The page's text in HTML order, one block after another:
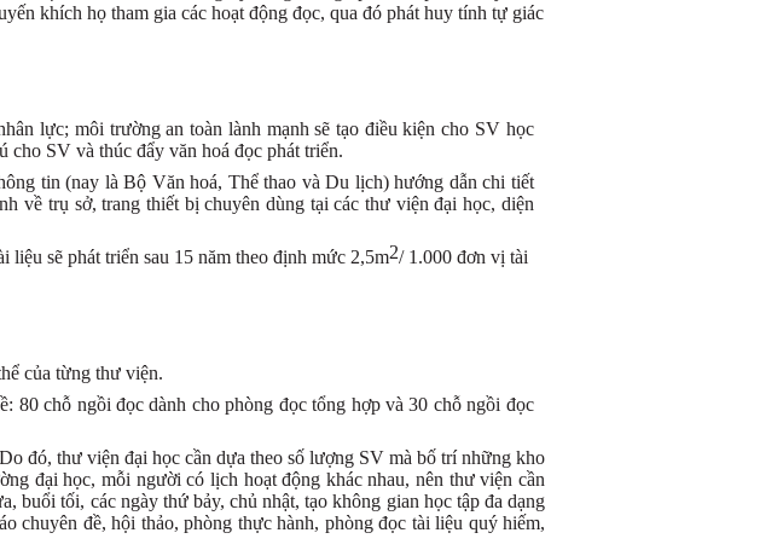
khích họ tham gia các hoạt động đọc, qua đó phát huy tính tự giác
lực; môi trường an toàn lành mạnh sẽ tạo điều kiện cho SV học
SV và thúc đẩy văn hoá đọc phát triển.
tin (nay là Bộ Văn hoá, Thể thao và Du lịch) hướng dẫn chi tiết
về trụ sở, trang thiết bị chuyên dùng tại các thư viện đại học, diện
sẽ phát triển sau 15 năm theo định mức 2,5m2/ 1.000 đơn vị tài
của từng thư viện.
80 chỗ ngồi đọc dành cho phòng đọc tổng hợp và 30 chỗ ngồi đọc
đó, thư viện đại học cần dựa theo số lượng SV mà bố trí những kho
đại học, mỗi người có lịch hoạt động khác nhau, nên thư viện cần
buổi tối, các ngày thứ bảy, chủ nhật, tạo không gian học tập đa dạng
chuyên đề, hội thảo, phòng thực hành, phòng đọc tài liệu quý hiếm,